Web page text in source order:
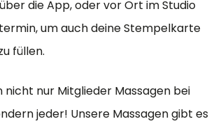
die App, oder vor Ort im Studio
um auch deine Stempelkarte
füllen.
nicht nur Mitglieder Massagen bei
jeder! Unsere Massagen gibt es